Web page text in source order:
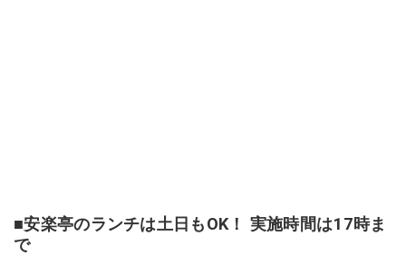
■安楽亭のランチは土日もOK！ 実施時間は17時ま
で